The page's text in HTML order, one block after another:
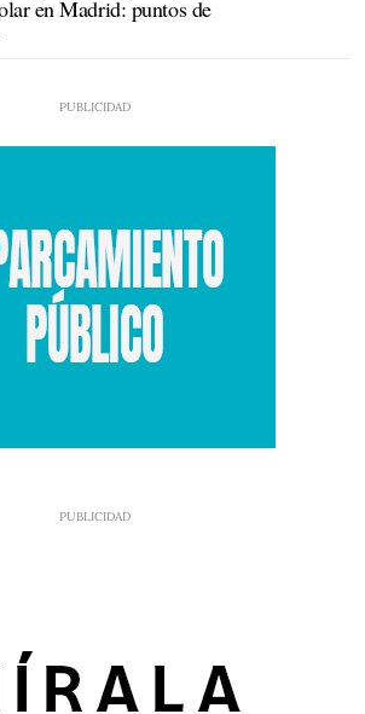
en Madrid: puntos de